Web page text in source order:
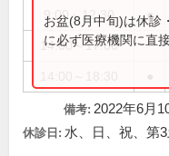
9:00～12:30 ●
14:00～17:00
お盆(8月中旬)は休診
に必ず医療機関に直
備考: 2022年6月
休診日: 水、日、祝、第3